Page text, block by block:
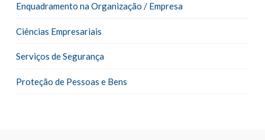
Enquadramento na Organização / Empresa
Ciências Empresariais
Serviços de Segurança
Proteção de Pessoas e Bens